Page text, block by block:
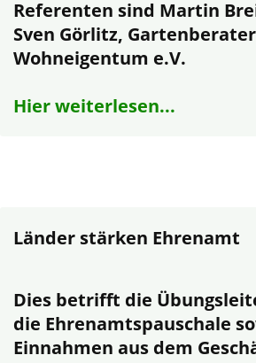
Referenten sind Martin
Sven Görlitz,
Wohneigentum e.V.
Hier weiterlesen...
Länder stärken Ehrenamt
Dies betrifft die
die Ehrenamtspauschale
Einnahmen aus dem